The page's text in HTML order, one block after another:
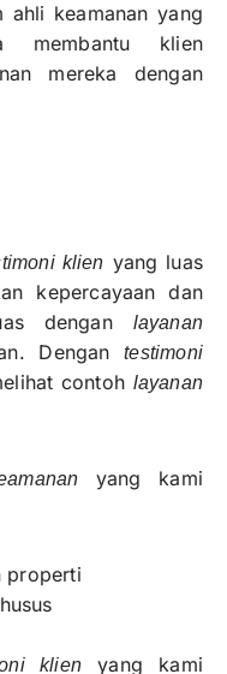
keamanan yang
membantu klien
mereka dengan
klien yang luas
kepercayaan dan
dengan
layanan
Dengantestimoni
contoh layanan
yang kami
properti
klienyang kami